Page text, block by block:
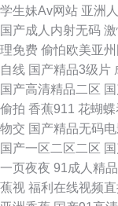
天 色婷婷五月中出 青
国产一区二区久久 国
精选集 欧美国产日韩
偷自第七页 日韩精品
夜影院 亚洲第11色图
学生妹Av网站 亚洲
国产成人内射无码
理免费 偷怕欧美亚
自线 国产精品3级片
国产高清精品二区
偷拍 香蕉911 花蝴
物交 国产精品无码
国产一区二区二区
一页夜夜 91成人精
蕉视 福利在线视频直